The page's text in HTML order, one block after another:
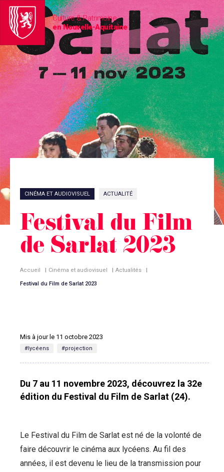
Culture & Patrimoine
en Nouvelle-Aquitaine
CINÉMA ET AUDIOVISUEL ACTUALITÉ
Festival du Film
de Sarlat 2023
Accueil | Cinéma et audiovisuel | Actualités |
Festival du Film de Sarlat 2023
Mis à jour le 11 octobre 2023
#lycéens #projection
Du 7 au 11 novembre 2023, découvrez la 32e
édition du Festival du Film de Sarlat (24).
Le Festival du Film de Sarlat est né de la volonté de
faire découvrir le cinéma aux lycéens. Au fil des
années, il est devenu le lieu de la transmission pour